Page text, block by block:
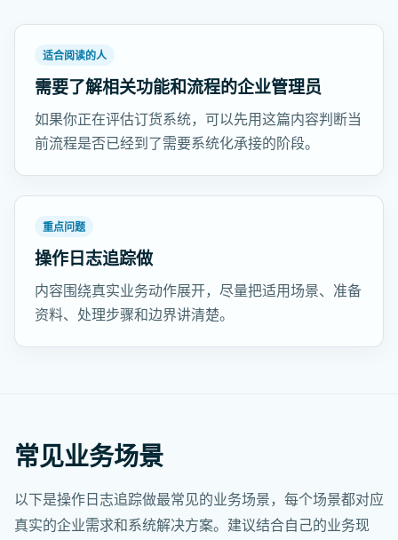
适合阅读的人
需要了解相关功能和流程的企业管理员
如果你正在评估订货系统，可以先用这篇内容判断当
前流程是否已经到了需要系统化承接的阶段。
重点问题
操作日志追踪做
内容围绕真实业务动作展开，尽量把适用场景、准备
资料、处理步骤和边界讲清楚。
常见业务场景
以下是操作日志追踪做最常见的业务场景，每个场景都对应
真实的企业需求和系统解决方案。建议结合自己的业务现